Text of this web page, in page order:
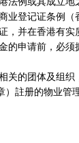
业登记证条例（
，并在香港有
的申请前，必
关的团体及组织
）註册的物业管